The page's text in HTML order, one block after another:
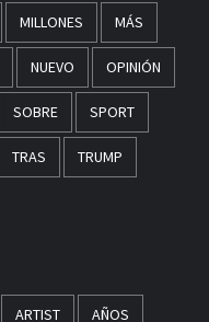
MILLONES MÁS
NUEVO OPINIÓN
SOBRE SPORT
TRAS TRUMP
ARTIST AÑOS